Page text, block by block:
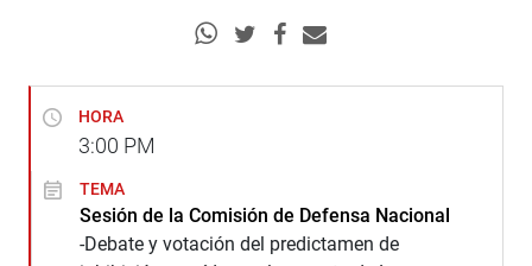
HORA
3:00 PM
TEMA
Sesión de la Comisión de Defensa Nacional
-Debate y votación del predictamen de